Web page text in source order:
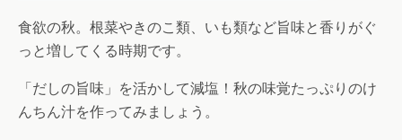
食欲の秋。根菜やきのこ類、いも類など旨味と香りがぐ
っと増してくる時期です。
「だしの旨味」を活かして減塩！秋の味覚たっぷりのけ
んちん汁を作ってみましょう。